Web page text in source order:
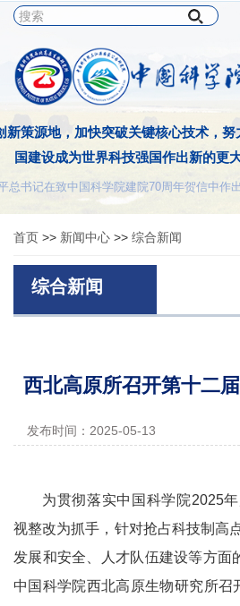
新策源地，加快突破关键核心技术，
国建设成为世界科技强国作出新的更大
书记在致中国科学院建院70周年贺信中作
首页 >> 新闻中心 >> 综合新闻
综合新闻
西北高原所召开第十二
发布时间：2025-05-13
为贯彻落实中国科学院2025
视整改为抓手，针对抢占科技制高
发展和安全、人才队伍建设等方面
中国科学院西北高原生物研究所召